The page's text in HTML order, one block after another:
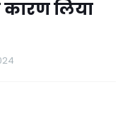
कारण लिया